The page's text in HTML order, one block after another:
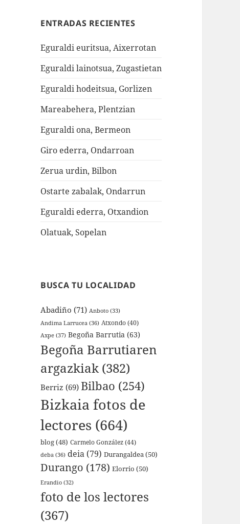
ENTRADAS RECIENTES
Eguraldi euritsua, Aixerrotan
Eguraldi lainotsua, Zugastietan
Eguraldi hodeitsua, Gorlizen
Mareabehera, Plentzian
Eguraldi ona, Bermeon
Giro ederra, Ondarroan
Zerua urdin, Bilbon
Ostarte zabalak, Ondarrun
Eguraldi ederra, Otxandion
Olatuak, Sopelan
BUSCA TU LOCALIDAD
Abadiño (71) Anboto (33)
Andima Larrucea (36) Atxondo(40)
Axpe (37) Begoña Barrutia (63)
Begoña Barrutiaren
argazkiak (382)
Berriz (69) Bilbao (254)
Bizkaia fotos de
lectores (664)
blog(48) Carmelo González(44)
deba (36) deia (79) Durangaldea(50)
Durango (178) Elorrio (50)
Erandio (32)
foto de los lectores
(367)